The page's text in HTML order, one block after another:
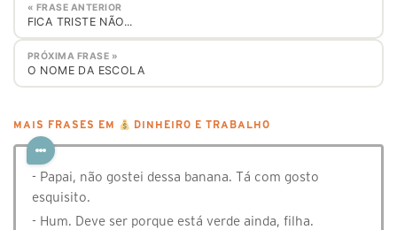
« FRASE ANTERIOR
FICA TRISTE NÃO...
PRÓXIMA FRASE »
O NOME DA ESCOLA
MAIS FRASES EM DINHEIRO E TRABALHO
- Papai, não gostei dessa banana. Tá com gosto
esquisito.
- Hum. Deve ser porque está verde ainda, filha.